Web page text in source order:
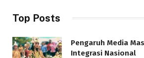
Top Posts
Pengaruh Media
Integrasi Nasional